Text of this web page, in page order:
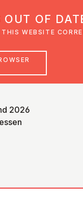
News
2026
OUT OF
WEBSITE